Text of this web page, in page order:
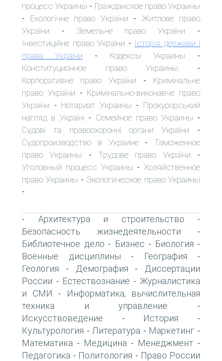
процесс Украины - Гражданское право Украины
- Екологічне право України - Житлове право
України - Земельне право України -
Інвестиційне право України - Історія держави і
права України - Кодексы Украины -
Конституционное право Украины -
Корпоративне право України - Кримінальне
право України - Кримінально-виконавче право
України - Нотариат Украины - Прокурорський
нагляд в Україні - Семейное право Украины -
Судові та правоохоронні органи України -
Судопроизводство в Украине- Таможенное
право Украины - Трудове право України -
Уголовный процесс Украины - Хозяйственное
право Украины - Экологическое право Украины
-
- Архитектура и строительство -
Безопасность жизнедеятельности -
Библиотечное дело - Бизнес - Биология -
Военные дисциплины - География -
Геология - Демография -
Диссертации
России - Естествознание - Журналистика
и СМИ -
Информатика, вычислительная
техника и управление -
Искусствоведение - История -
Культурология - Литература - Маркетинг -
Математика - Медицина - Менеджмент -
Педагогика - Политология - Право России